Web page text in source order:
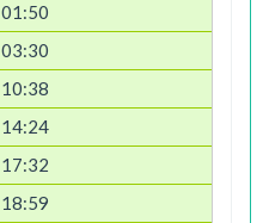
01:50
03:30
10:38
14:24
17:32
18:59